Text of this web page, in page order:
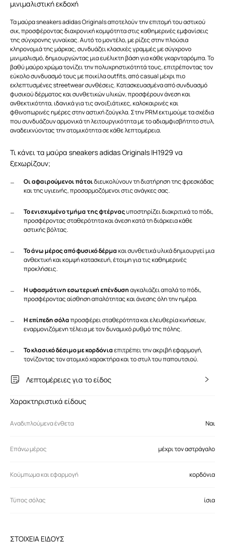
μινιμαλιστική εκδοχή
Τα μαύρα sneakers adidas Originals αποτελούν την επιτομή του αστικού
σικ, προσφέροντας διαχρονική κομψότητα στις καθημερινές εμφανίσεις
της σύγχρονης γυναίκας. Αυτό το μοντέλο, με ρίζες στην πλούσια
κληρονομιά της μάρκας, συνδυάζει κλασικές γραμμές με σύγχρονο
μινιμαλισμό, δημιουργώντας μια ευέλικτη βάση για κάθε γκαρνταρόμπα. Το
βαθύ μαύρο χρώμα τονίζει την πολυχρηστικότητά τους, επιτρέποντας τον
εύκολο συνδυασμό τους με ποικίλα outfits, από casual μέχρι πιο
εκλεπτυσμένες streetwear συνθέσεις. Κατασκευασμένα από συνδυασμό
φυσικού δέρματος και συνθετικών υλικών, προσφέρουν άνεση και
ανθεκτικότητα, ιδανικά για τις ανοιξιάτικες, καλοκαιρινές και
φθινοπωρινές ημέρες στην αστική ζούγκλα. Στην PRM εκτιμούμε τα σχέδια
που συνδυάζουν αρμονικά τη λειτουργικότητα με το αδιαμφισβήτητο στυλ,
αναδεικνύοντας την ατομικότητα σε κάθε λεπτομέρεια.
Τι κάνει τα μαύρα sneakers adidas Originals IH1929 να
ξεχωρίζουν;
Οι αφαιρούμενοι πάτοιδιευκολύνουν τη διατήρηση της φρεσκάδας
και της υγιεινής, προσαρμοζόμενοι στις ανάγκες σας.
Το ενισχυμένο τμήμα της φτέρναςυποστηρίζει διακριτικά το πόδι,
προσφέροντας σταθερότητα και άνεση κατά τη διάρκεια κάθε
αστικής βόλτας.
Το άνω μέρος από φυσικό δέρμακαι συνθετικά υλικά δημιουργεί μια
ανθεκτική και κομψή κατασκευή, έτοιμη για τις καθημερινές
προκλήσεις.
Η υφασμάτινη εσωτερική επένδυσηαγκαλιάζει απαλά το πόδι,
προσφέροντας αίσθηση απαλότητας και άνεσης όλη την ημέρα.
Η επίπεδη σόλαπροσφέρει σταθερότητα και ελευθερία κινήσεων,
εναρμονιζόμενη τέλεια με τον δυναμικό ρυθμό της πόλης.
Το κλασικό δέσιμο με κορδόνιαεπιτρέπει την ακριβή εφαρμογή,
τονίζοντας τον ατομικό χαρακτήρα και το στυλ του παπουτσιού.
Λεπτομέρειες για το είδος
Χαρακτηριστικά είδους
Αναδιπλούμενα ένθετα Ναι
Επάνω μέρος μέχρι τον αστράγαλο
Κούμπωμα και εφαρμογή κορδόνια
Τύπος σόλας ίσια
ΣΤΟΙΧΕΙΑ ΕΙΔΟΥΣ